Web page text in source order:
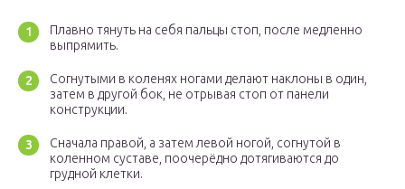
Плавно тянуть на себя пальцы стоп, после медленно
выпрямить.
Согнутыми в коленях ногами делают наклоны в один,
затем в другой бок, не отрывая стоп от панели
конструкции.
Сначала правой, а затем левой ногой, согнутой в
коленном суставе, поочерёдно дотягиваются до
грудной клетки.